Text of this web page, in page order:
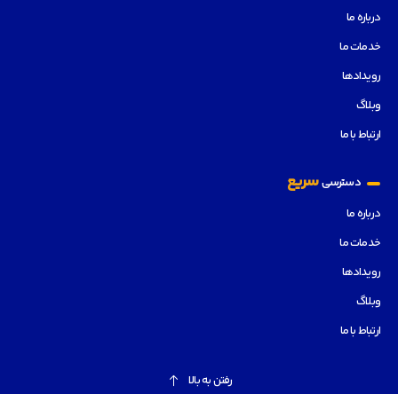
درباره ما
خدمات ما
رویدادها
وبلاگ
ارتباط با ما
دسترسیسریع
درباره ما
خدمات ما
رویدادها
وبلاگ
ارتباط با ما
رفتن به بالا